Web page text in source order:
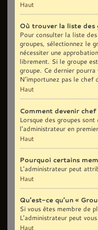
Haut
Où trouver la liste des
Pour consulter la liste
groupes, sélectionnez le
nécessiter une
librement. Si le groupe
groupe. Ce dernier
N’importunez pas le chef
Haut
Comment devenir
Lorsque des groupes
l’administrateur en
Haut
Pourquoi certains
L’administrateur peut
Haut
Qu’est-ce qu’un «
Si vous êtes membre de
L’administrateur peut
Haut